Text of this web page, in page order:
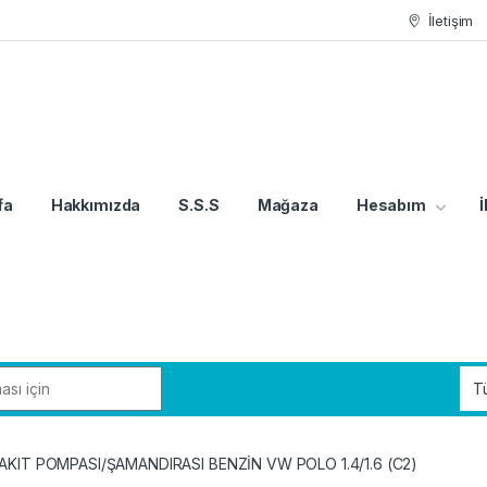
İletişim
Hakkımızda S.S.S Mağaza Hesabım
POMPASI/ŞAMANDIRASI BENZİN VW POLO 1.4/1.6 (C2)